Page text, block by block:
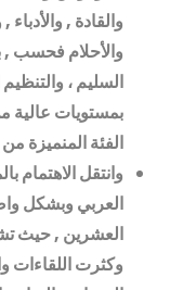
والقادة ,
والأحلام فحسب ,
السليم ،
بمستويات عالية
الفئة المنميزة
وانتقل الاهتمام
العربي وبشكل
العشرين , حيث
وكثرت اللقاءات